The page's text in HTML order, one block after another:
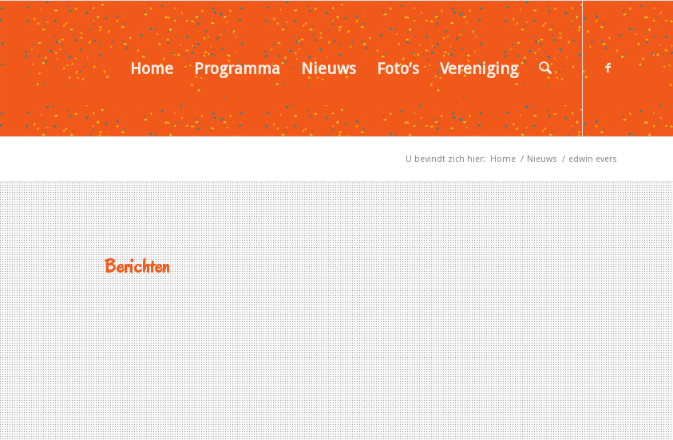
Home Programma Nieuws Foto’s Vereniging
U bevindt zich hier: Home / Nieuws / edwin evers
Berichten